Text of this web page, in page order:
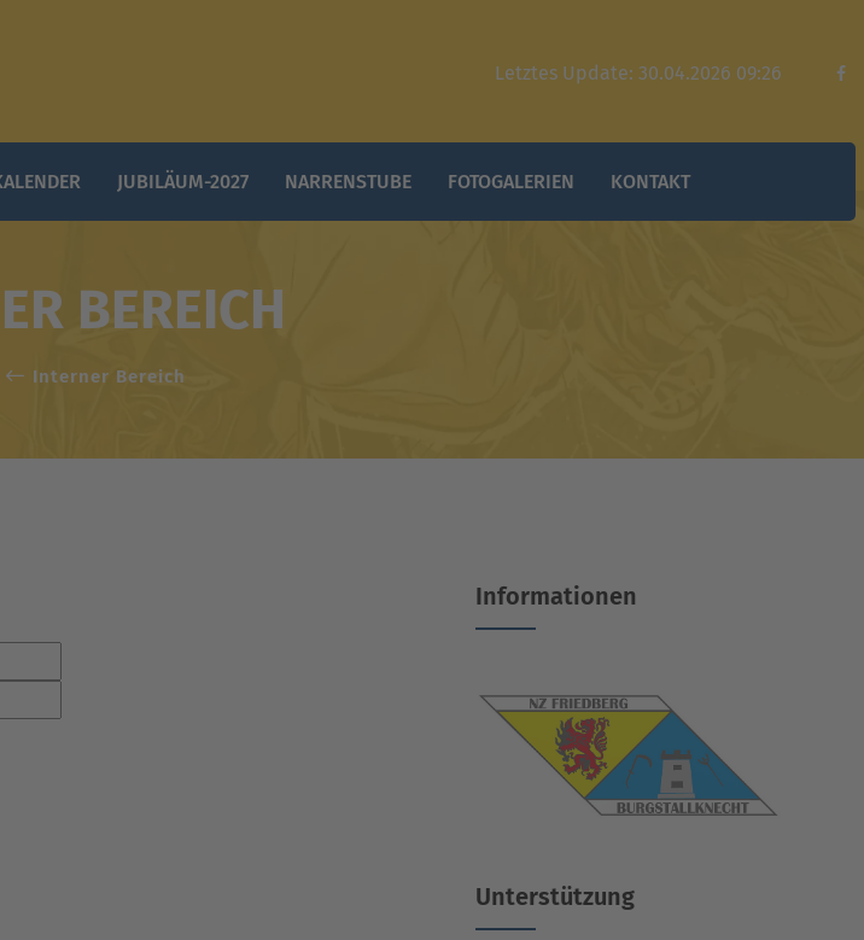
Letztes Update: 30.04.2026 09:26
JUBILÄUM-2027 NARRENSTUBE FOTOGALERIEN KONTAKT
BEREICH
Interner Bereich
Informationen
Unterstützung